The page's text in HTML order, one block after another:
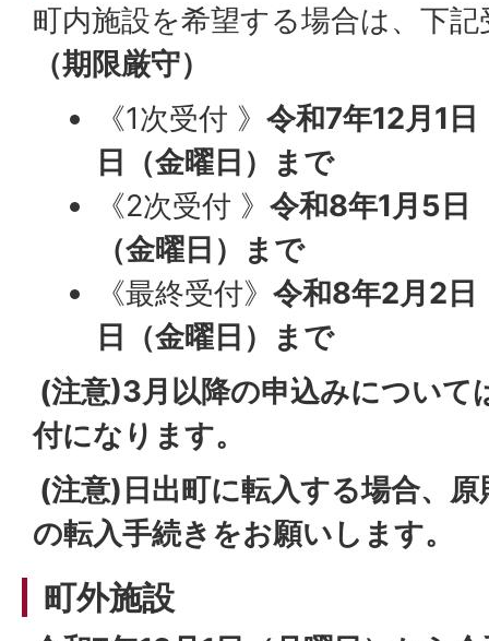
町内施設を希望する場合は、下
（期限厳守）
《1次受付 》令和7年12月1
日（金曜日）まで
《2次受付 》令和8年1月5日
（金曜日）まで
《最終受付》令和8年2月2日
日（金曜日）まで
(注意)3月以降の申込みについて
付になります。
(注意)日出町に転入する場合、
の転入手続きをお願いします。
町外施設